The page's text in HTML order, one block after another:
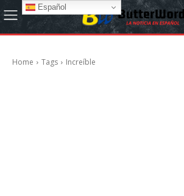
Home Tags Increíble
Español